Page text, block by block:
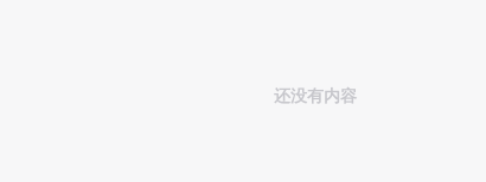
还没有内容